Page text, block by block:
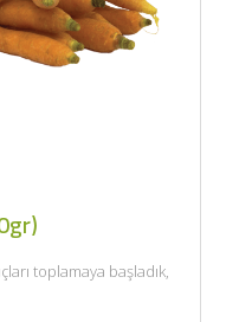
toplamaya başladık,